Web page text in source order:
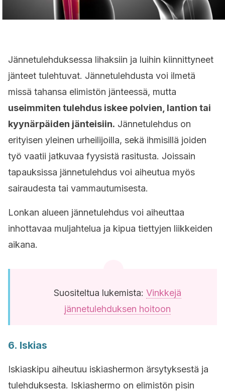
Jännetulehduksessa lihaksiin ja luihin kiinnittyneet
jänteet tulehtuvat. Jännetulehdusta voi ilmetä
missä tahansa elimistön jänteessä, mutta
useimmiten tulehdus iskee polvien, lantion tai
kyynärpäiden jänteisiin. Jännetulehdus on
erityisen yleinen urheilijoilla, sekä ihmisillä joiden
työ vaatii jatkuvaa fyysistä rasitusta. Joissain
tapauksissa jännetulehdus voi aiheutua myös
sairaudesta tai vammautumisesta.
Lonkan alueen jännetulehdus voi aiheuttaa
inhottavaa muljahtelua ja kipua tiettyjen liikkeiden
aikana.
Suositeltua lukemista: Vinkkejä
jännetulehduksen hoitoon
6. Iskias
Iskiaskipu aiheutuu iskiashermon ärsytyksestä ja
tulehduksesta. Iskiashermo on elimistön pisin